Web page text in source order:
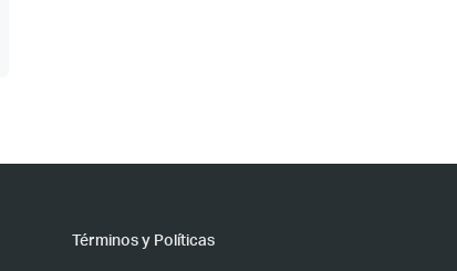
Términos y Políticas